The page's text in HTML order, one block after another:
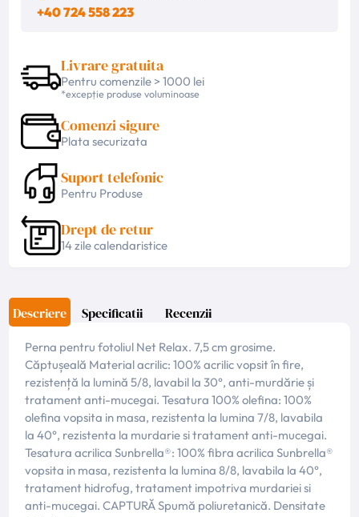
+40 724 558 223
Livrare gratuita
Pentru comenzile > 1000 lei
*excepție produse voluminoase
Comenzi sigure
Plata securizata
Suport telefonic
Pentru Produse
Drept de retur
14 zile calendaristice
Descriere Specificatii Recenzii
Perna pentru fotoliul Net Relax. 7,5 cm grosime.
Căptușeală Material acrilic: 100% acrilic vopsit în fire,
rezistență la lumină 5/8, lavabil la 30°, anti-murdărie și
tratament anti-mucegai. Tesatura 100% olefina: 100%
olefina vopsita in masa, rezistenta la lumina 7/8, lavabila
la 40°, rezistenta la murdarie si tratament anti-mucegai.
Tesatura acrilica Sunbrella®: 100% fibra acrilica Sunbrella®
vopsita in masa, rezistenta la lumina 8/8, lavabila la 40°,
tratament hidrofug, tratament impotriva murdariei si
anti-mucegai. CAPTURĂ Spumă poliuretanică. Densitate